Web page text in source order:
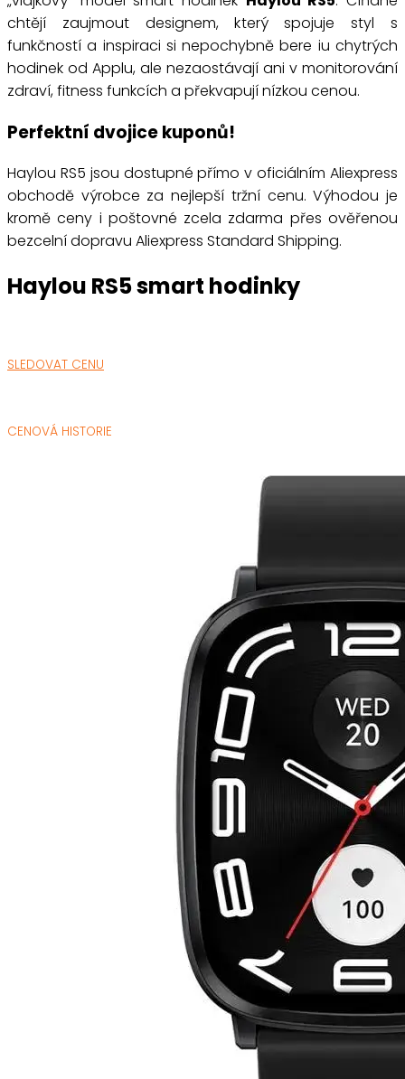
chtějí zaujmout designem, který spojuje styl s
funkčností a inspiraci si nepochybně bere iu chytrých
hodinek od Applu, ale nezaostávají ani v monitorování
zdraví, fitness funkcích a překvapují nízkou cenou.
Perfektní dvojice kuponů!
Haylou RS5 jsou dostupné přímo v oficiálním Aliexpress
obchodě výrobce za nejlepší tržní cenu. Výhodou je
kromě ceny i poštovné zcela zdarma přes ověřenou
bezcelní dopravu Aliexpress Standard Shipping.
Haylou RS5 smart hodinky
SLEDOVAT CENU
CENOVÁ HISTORIE